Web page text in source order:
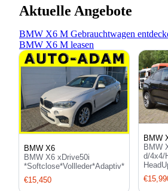
Aktuelle Angebote
BMW X6 M Gebrauchtwagen
BMW X6 M leasen
BMW X6
BMW X6 xDrive50i
*Softclose*Vollleder*Adaptiv*
€15,450
BMW
BMW
d/4x4/